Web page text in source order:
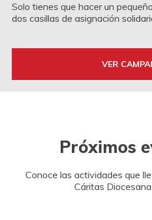
Solo tienes que hacer un
dos casillas de asignación
VER
Próximos
Conoce las actividades que
Cáritas